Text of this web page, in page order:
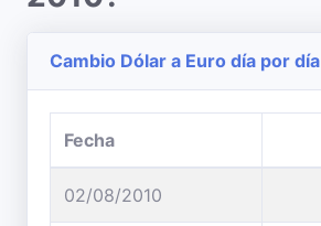
Cambio Dólar a Euro día por día
Fecha
02/08/2010